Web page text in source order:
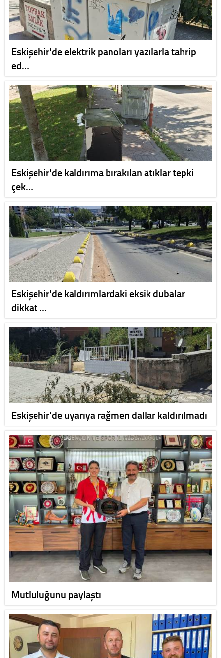
Eskişehir'de elektrik panoları yazılarla tahrip
ed…
Eskişehir'de kaldırıma bırakılan atıklar tepki
çek…
Eskişehir'de kaldırımlardaki eksik dubalar
dikkat …
Eskişehir'de uyarıya rağmen dallar kaldırılmadı
Mutluluğunu paylaştı